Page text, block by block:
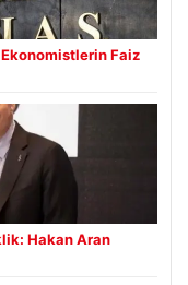
Ekonomistlerin Faiz
Hakan Aran